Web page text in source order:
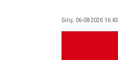
Giriş: 06-08-2026 16:43